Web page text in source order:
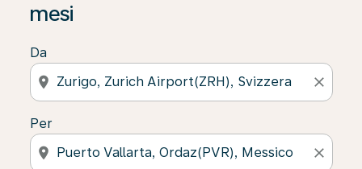
mesi
Da
location_on close
Per
location_on close